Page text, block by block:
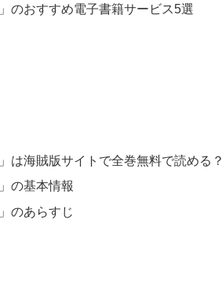
のおすすめ電子書籍サービス5選
は海賊版サイトで全巻無料で読める？
の基本情報
のあらすじ